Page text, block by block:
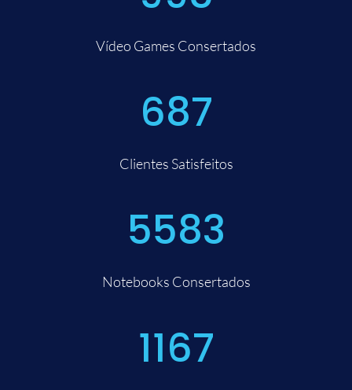
Vídeo Games Consertados
687
Clientes Satisfeitos
5583
Notebooks Consertados
1167